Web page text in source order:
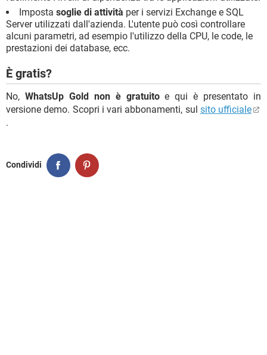
Imposta soglie di attività per i servizi Exchange e SQL
Server utilizzati dall'azienda. L'utente può così controllare
alcuni parametri, ad esempio l'utilizzo della CPU, le code, le
prestazioni dei database, ecc.
È gratis?
No, WhatsUp Gold non è gratuitoe qui è presentato in
versione demo. Scopri i vari abbonamenti, sul sito ufficiale
.
Condividi